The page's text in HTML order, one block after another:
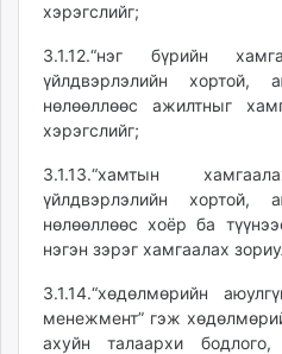
хэрэгслийг;
3.1.12.“нэг бүрийн
үйлдвэрлэлийн хортой,
нөлөөллөөс ажилтныг
хэрэгслийг;
3.1.13.“хамтын
үйлдвэрлэлийн хортой,
нөлөөллөөс хоёр ба
нэгэн зэрэг хамгаалах
3.1.14.“хөдөлмөрийн
менежмент” гэж
ахуйн талаархи бодлого,